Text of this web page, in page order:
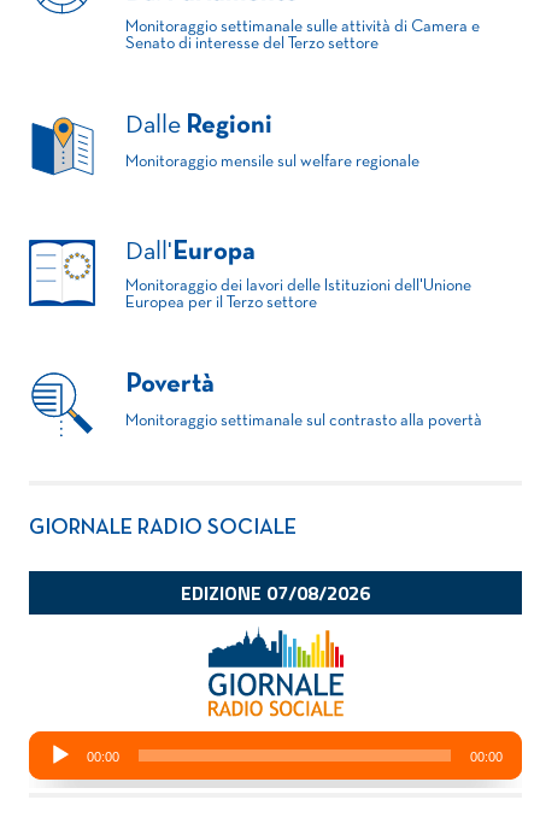
Monitoraggio settimanale sulle attività di Camera e
Senato di interesse del Terzo settore
Dalle Regioni
Monitoraggio mensile sul welfare regionale
Dall' Europa
Monitoraggio dei lavori delle Istituzioni dell'Unione
Europea per il Terzo settore
Povertà
Monitoraggio settimanale sul contrasto alla povertà
GIORNALE RADIO SOCIALE